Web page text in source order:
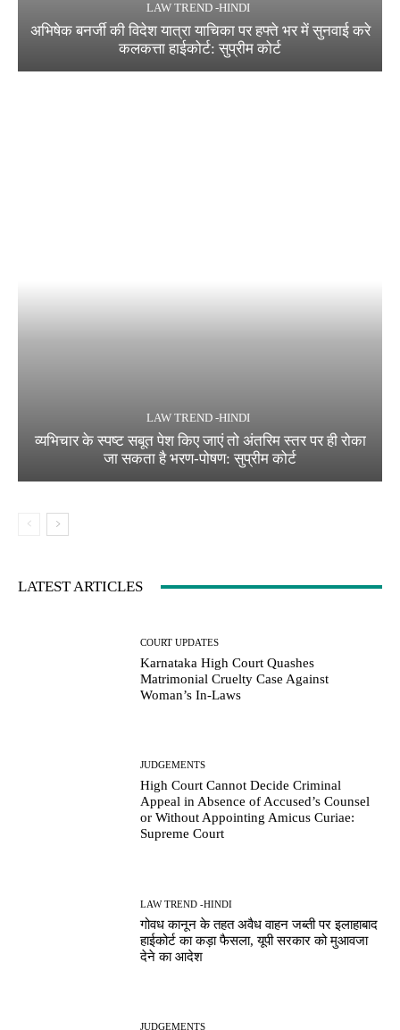
LAW TREND -HINDI
अभिषेक बनर्जी की विदेश यात्रा याचिका पर हफ्ते भर में सुनवाई करे
कलकत्ता हाईकोर्ट: सुप्रीम कोर्ट
LAW TREND -HINDI
व्यभिचार के स्पष्ट सबूत पेश किए जाएं तो अंतरिम स्तर पर ही रोका
जा सकता है भरण-पोषण: सुप्रीम कोर्ट
LATEST ARTICLES
COURT UPDATES
Karnataka High Court Quashes
Matrimonial Cruelty Case Against
Woman’s In-Laws
JUDGEMENTS
High Court Cannot Decide Criminal
Appeal in Absence of Accused’s Counsel
or Without Appointing Amicus Curiae:
Supreme Court
LAW TREND -HINDI
गोवध कानून के तहत अवैध वाहन जब्ती पर इलाहाबाद
हाईकोर्ट का कड़ा फैसला, यूपी सरकार को मुआवजा
देने का आदेश
JUDGEMENTS